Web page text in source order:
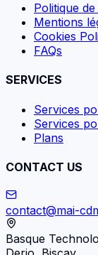
Politique
Mentions
Cookies
FAQs
SERVICES
Services
Services
Plans
CONTACT US
contact@mai-
Basque